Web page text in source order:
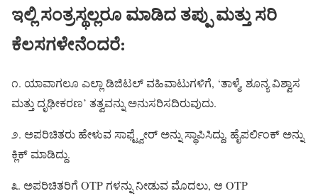
ಇಲ್ಲಿ ಸಂತ್ರಸ್ಥಲ್ಲರೂ ಮಾಡಿದ ತಪ್ಪು ಮತ್ತು ಸರಿ
ಕೆಲಸಗಳೇನೆಂದರೆ:
೧. ಯಾವಾಗಲೂ ಎಲ್ಲಾ ಡಿಜಿಟಲ್ ವಹಿವಾಟುಗಳಿಗೆ, ‘ತಾಳ್ಮೆ, ಶೂನ್ಯ ವಿಶ್ವಾಸ
ಮತ್ತು ದೃಢೀಕರಣ’ ತತ್ವವನ್ನು ಅನುಸರಿಸದಿರುವುದು.
೨. ಅಪರಿಚಿತರು ಹೇಳುವ ಸಾಫ್ಟ್ವೇರ್ ಅನ್ನು ಸ್ಥಾಪಿಸಿದ್ದು, ಹೈಪರ್ಲಿಂಕ್ ಅನ್ನು
ಕ್ಲಿಕ್ ಮಾಡಿದ್ದು.
೩. ಅಪರಿಚಿತರಿಗೆ OTP ಗಳನ್ನು ನೀಡುವ ಮೊದಲು, ಆ OTP